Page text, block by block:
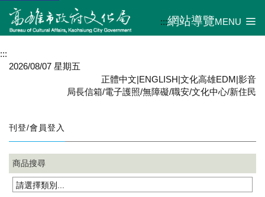
:::網站導覽MENU
:::
2026/08/07 星期五
正體中文|ENGLISH|文化高雄EDM|影音
局長信箱/電子護照/無障礙/職安/文化中心/新住民
刊登/會員登入
商品搜尋
請選擇類別...